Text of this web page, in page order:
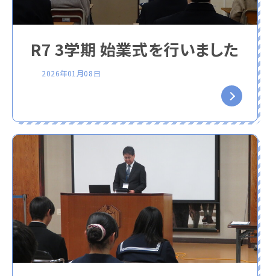
R7 3学期 始業式を行いました
2026年01月08日